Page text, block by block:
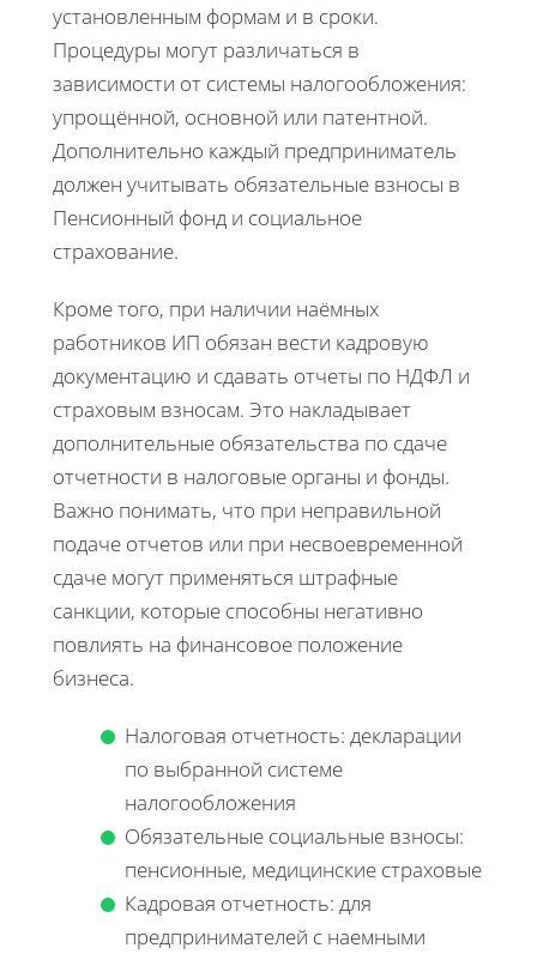
установленным формам и в сроки.
Процедуры могут различаться в
зависимости от системы налогообложения:
упрощённой, основной или патентной.
Дополнительно каждый предприниматель
должен учитывать обязательные взносы в
Пенсионный фонд и социальное
страхование.
Кроме того, при наличии наёмных
работников ИП обязан вести кадровую
документацию и сдавать отчеты по НДФЛ и
страховым взносам. Это накладывает
дополнительные обязательства по сдаче
отчетности в налоговые органы и фонды.
Важно понимать, что при неправильной
подаче отчетов или при несвоевременной
сдаче могут применяться штрафные
санкции, которые способны негативно
повлиять на финансовое положение
бизнеса.
Налоговая отчетность: декларации
по выбранной системе
налогообложения
Обязательные социальные взносы:
пенсионные, медицинские страховые
Кадровая отчетность: для
предпринимателей с наемными